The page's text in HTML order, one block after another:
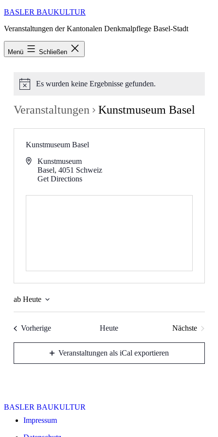
Zum
springen
BASLER BAUKULTUR
Veranstaltungen der Kantonalen Denkmalpflege Basel-Stadt
Menü Schließen
Es wurden keine Ergebnisse gefunden.
Veranstaltungen Kunstmuseum Basel
Kunstmuseum Basel
Kunstmuseum
Basel, 4051 Schweiz
Get Directions
ab Heute
VorherigeVeranstaltungen Heute
Nächste
Veranstaltungen als iCal exportieren
BASLER BAUKULTUR
Impressum